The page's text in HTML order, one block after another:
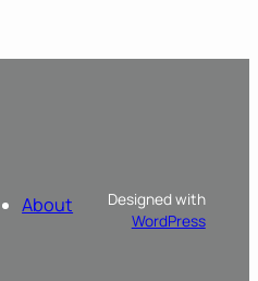
About
Designed with
WordPress